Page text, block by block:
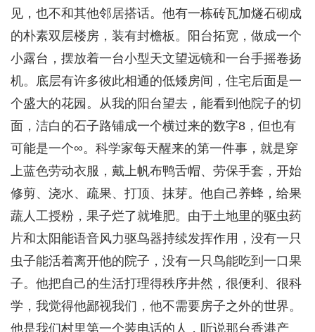
见，也不和其他邻居搭话。他有一栋砖瓦加燧石砌成
的朴素双层楼房，装有封檐板。阳台拓宽，做成一个
小露台，摆放着一台小型天文望远镜和一台手摇卷扬
机。底层有许多彼此相通的低矮房间，住宅后面是一
个盛大的花园。从我的阳台望去，能看到他院子的切
面，洁白的石子路铺成一个横过来的数字8，但也有
可能是一个∞。科学家每天醒来的第一件事，就是穿
上蓝色劳动衣服，戴上帆布鸭舌帽、劳保手套，开始
修剪、浇水、疏果、打顶、抹芽。他自己养蜂，给果
蔬人工授粉，果子烂了就堆肥。由于土地里的驱虫药
片和太阳能语音风力驱鸟器持续发挥作用，没有一只
虫子能活着离开他的院子，没有一只鸟能吃到一口果
子。他把自己的生活打理得秩序井然，很便利、很科
学，我觉得他鄙视我们，他不需要房子之外的世界。
他是我们村里第一个装电话的人，听说那台香港产